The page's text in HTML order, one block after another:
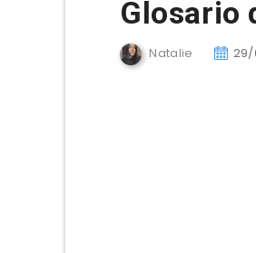
Glosario
Natalie